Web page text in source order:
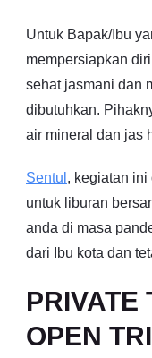
Untuk Bapak/Ibu
mempersiapkan
sehat jasmani dan
dibutuhkan.
air mineral dan jas
Sentul , kegiatan
untuk liburan
anda di masa
dari Ibu kota dan
PRIVATE
OPEN